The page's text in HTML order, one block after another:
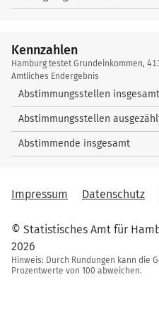
Kennzahlen
Kennzahlen
Hamburg testet Grundeinkommen,
Amtliches Endergebnis
Abstimmungsstellen insgesamt
Abstimmungsstellen
Abstimmende insgesamt
Impressum Datenschutz
© Statistisches Amt für
2026
Hinweis: Durch Rundungen kann die
Prozentwerte von 100 abweichen.